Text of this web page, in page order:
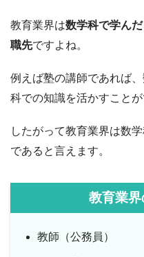
教育業界は数学科で学ん
職先ですよね。
例えば塾の講師であれば
科での知識を活かすことが
したがって教育業界は数
であると言えます。
教育業
教師（公務員）